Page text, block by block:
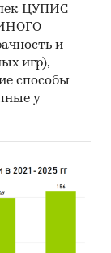
ЦУПИС
и
игр),
способы
у